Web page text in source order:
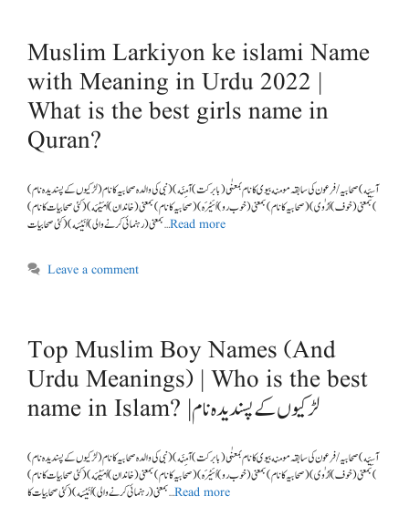
Muslim Larkiyon ke islami Name
with Meaning in Urdu 2022 |
What is the best girls name in
Quran?
(لڑکیوں کے پسندیدہ نام ) آسِیَه )صحابیہ/ فرعون کی سابقہ مومنه بیوی کا نام بمعنٰی (بابرکت) آمِنَه ) (نبی کی والدہ صحابیہ کا نام
) بمعنی (خوف) اَرْو ٰی) (صحابیہ کا نام) بمعنی (خوب رو) اُسَیْرَه) (صحابیہ کا نام) بمعنی (خاندان) اُمَیْمَه) (کئی صحابیات کا نام)
بمعنی (رہنمائی کرنے والی ) اُنَیْسَه) (کئی صحابیات …Read more
Leave a comment
Top Muslim Boy Names (And
Urdu Meanings) | Who is the best
name in Islam? |لڑکیوں کے پسندیدہ نام
(لڑکیوں کے پسندیدہ نام ) آسِیَه )صحابیہ/ فرعون کی سابقہ مومنه بیوی کا نام بمعنٰی (بابرکت) آمِنَه ) (نبی کی والدہ صحابیہ کا نام
) بمعنی (خوف) اَرْو ٰی) (صحابیہ کا نام) بمعنی (خوب رو) اُسَیْرَه) (صحابیہ کا نام) بمعنی (خاندان) اُمَیْمَه) (کئی صحابیات کا نام)
بمعنی (رہنمائی کرنے والی ) اُنَیْسَه) (کئی صحابیات کا …Read more